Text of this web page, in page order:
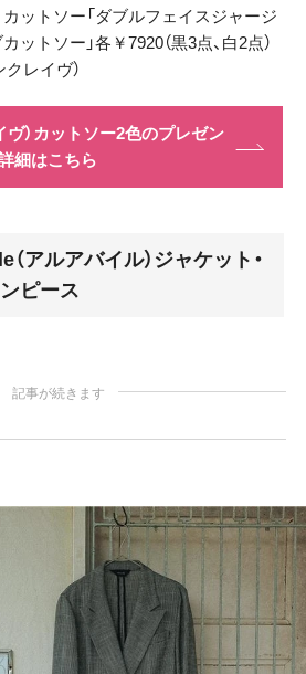
カットソー「ダブルフェイスジャージ
トソー」各￥7920（黒3点、白2点）
レイヴ）
ヴ）カットソー2色のプレゼン
細はこちら
（アルアバイル）ジャケット・
ピース
記事が続きます